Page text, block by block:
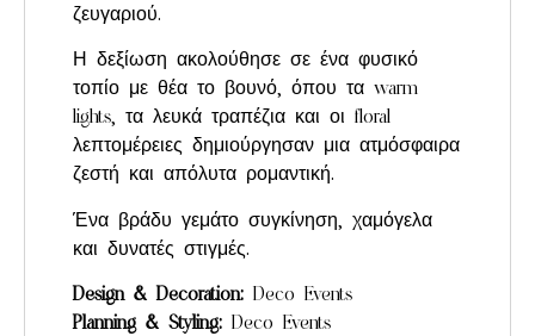
ζευγαριού.
Η δεξίωση ακολούθησε σε ένα φυσικό
τοπίο με θέα το βουνό, όπου τα warm
lights, τα λευκά τραπέζια και οι floral
λεπτομέρειες δημιούργησαν μια ατμόσφαιρα
ζεστή και απόλυτα ρομαντική.
Ένα βράδυ γεμάτο συγκίνηση, χαμόγελα
και δυνατές στιγμές.
Design & Decoration: Deco Events
Planning & Styling: Deco Events